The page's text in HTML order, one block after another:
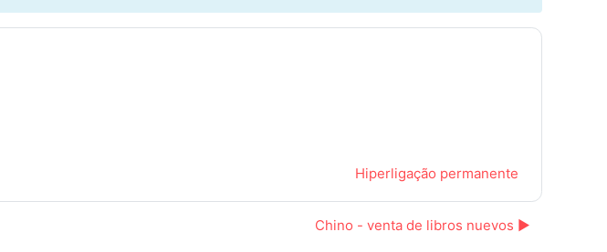
Hiperligação permanente
Chino - venta de libros nuevos ▶︎